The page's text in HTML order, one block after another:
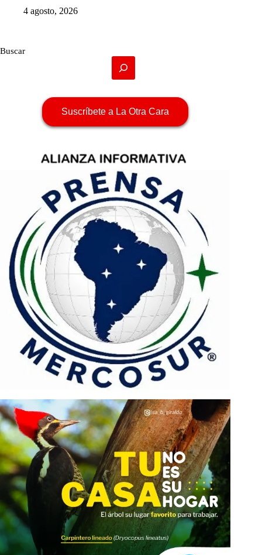
4 agosto, 2026
Buscar
Suscríbete a La Otra Cara